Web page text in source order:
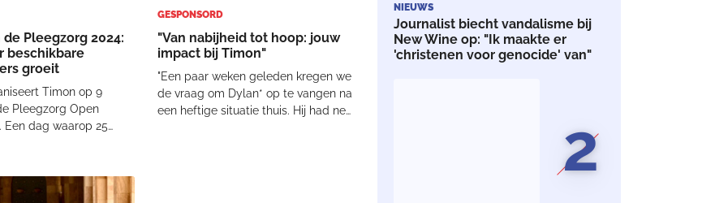
Pleegzorg 2024:
beschikbare
groeit
Timon op 9
Pleegzorg Open
Een dag waarop 25
blijkt dat de
bestaande
GESPONSORD
"Van nabijheid tot hoop: jouw
impact bij Timon"
"Een paar weken geleden kregen we
de vraag om Dylan* op te vangen na
een heftige situatie thuis. Hij had net
NIEUWS
Journalist biecht vandalisme bij
New Wine op: "Ik maakte er
'christenen voor genocide' van"
2